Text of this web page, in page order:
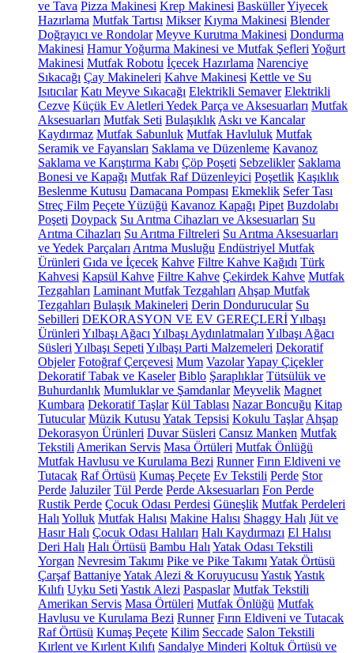
ve Tava Pizza Makinesi Krep Makinesi BasküllerYiyecek
Hazırlama Mutfak Tartısı Mikser Kıyma Makinesi Blender
Doğrayıcı ve Rondolar Meyve Kurutma Makinesi Dondurma
Makinesi Hamur Yoğurma Makinesi ve Mutfak Şefleri Yoğurt
Makinesi Mutfak Robotu İçecek Hazırlama Narenciye
Sıkacağı Çay Makineleri Kahve Makinesi Kettle ve Su
Isıtıcılar Katı Meyve Sıkacağı Elektrikli Semaver Elektrikli
Cezve Küçük Ev Aletleri Yedek Parça ve Aksesuarları Mutfak
Aksesuarları Mutfak Seti Bulaşıklık Askı ve Kancalar
Kaydırmaz Mutfak Sabunluk Mutfak Havluluk Mutfak
Seramik ve Fayansları Saklama ve Düzenleme Kavanoz
Saklama ve Karıştırma Kabı Çöp Poşeti Sebzelikler Saklama
Bonesi ve Kapağı Mutfak Raf Düzenleyici Poşetlik Kaşıklık
Beslenme Kutusu Damacana Pompası Ekmeklik Sefer Tası
Streç Film Peçete Yüzüğü Kavanoz Kapağı Pipet Buzdolabı
Poşeti Doypack Su Arıtma Cihazları ve Aksesuarları Su
Arıtma Cihazları Su Arıtma Filtreleri Su Arıtma Aksesuarları
ve Yedek Parçaları Arıtma Musluğu Endüstriyel Mutfak
Ürünleri Gıda ve İçecek Kahve Filtre Kahve Kağıdı Türk
Kahvesi Kapsül Kahve Filtre Kahve Çekirdek Kahve Mutfak
Tezgahları Laminant Mutfak Tezgahları Ahşap Mutfak
Tezgahları Bulaşık Makineleri Derin Dondurucular Su
Sebilleri DEKORASYON VE EV GEREÇLERİYılbaşı
Ürünleri Yılbaşı Ağacı Yılbaşı Aydınlatmaları Yılbaşı Ağacı
Süsleri Yılbaşı Sepeti Yılbaşı Parti Malzemeleri Dekoratif
Objeler Fotoğraf Çerçevesi Mum VazolarYapay Çiçekler
Dekoratif Tabak ve Kaseler Biblo Şaraplıklar Tütsülük ve
Buhurdanlık Mumluklar ve Şamdanlar Meyvelik Magnet
Kumbara Dekoratif Taşlar Kül Tablası Nazar Boncuğu Kitap
Tutucular Müzik Kutusu Yatak Tepsisi Kokulu Taşlar Ahşap
Dekorasyon Ürünleri Duvar Süsleri Cansız Manken Mutfak
Tekstili Amerikan Servis Masa Örtüleri Mutfak Önlüğü
Mutfak Havlusu ve Kurulama Bezi Runner Fırın Eldiveni ve
Tutacak Raf Örtüsü Kumaş Peçete Ev Tekstili Perde Stor
Perde Jaluziler Tül Perde Perde Aksesuarları Fon Perde
Rustik Perde Çocuk Odası Perdesi Güneşlik Mutfak Perdeleri
Halı Yolluk Mutfak Halısı Makine Halısı Shaggy Halı Jüt ve
Hasır Halı Çocuk Odası Halıları Halı Kaydırmazı El Halısı
Deri Halı Halı Örtüsü Bambu Halı Yatak Odası Tekstili
Yorgan Nevresim Takımı Pike ve Pike Takımı Yatak Örtüsü
Çarşaf BattaniyeYatak Alezi & Koruyucusu YastıkYastık
Kılıfı Uyku Seti Yastık Alezi Paspaslar Mutfak Tekstili
Amerikan Servis Masa Örtüleri Mutfak Önlüğü Mutfak
Havlusu ve Kurulama Bezi Runner Fırın Eldiveni ve Tutacak
Raf Örtüsü Kumaş Peçete Kilim Seccade Salon Tekstili
Kırlent ve Kırlent Kılıfı Sandalye Minderi Koltuk Örtüsü ve